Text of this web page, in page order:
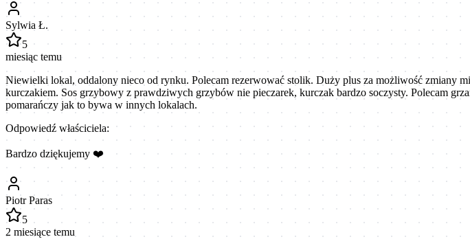
Sylwia Ł.
5
miesiąc temu
Niewielki lokal, oddalony nieco od rynku. Polecam rezerwować stolik. Duży plus za możliwość zmiany
kurczakiem. Sos grzybowy z prawdziwych grzybów nie pieczarek, kurczak bardzo soczysty. Polecam
pomarańczy jak to bywa w innych lokalach.
Odpowiedź właściciela:
Bardzo dziękujemy ❤️
Piotr Paras
5
2 miesiące temu